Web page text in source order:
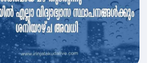
കോമേഴ്സ് എക്സ്പോയുമായി
എസ് എൻ ഹയർ സെക്കൻഡറി
വിദ്യാർത്ഥികൾ